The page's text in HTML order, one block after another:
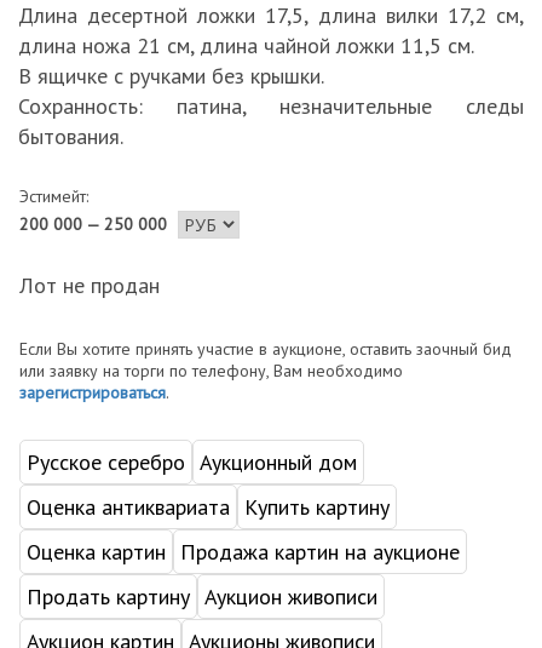
Длина десертной ложки 17,5, длина вилки 17,2 см,
длина ножа 21 см, длина чайной ложки 11,5 см.
В ящичке с ручками без крышки.
Сохранность: патина, незначительные следы
бытования.
Эстимейт:
200 000 — 250 000
Лот не продан
Если Вы хотите принять участие в аукционе, оставить заочный бид
или заявку на торги по телефону, Вам необходимо
зарегистрироваться.
Русское серебро Аукционный дом
Оценка антиквариата
Купить картину
Оценка картин
Продажа картин на аукционе
Продать картину Аукцион живописи
Аукцион картин Аукционы живописи